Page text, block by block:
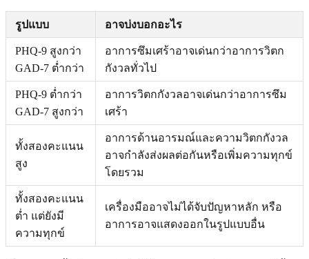
รูปแบบ อาจบ่งบอกอะไร
PHQ-9 สูงกว่า
GAD-7 ต่ำกว่า
อาการซึมเศร้าอาจเด่นกว่าอาการวิตก
กังวลทั่วไป
PHQ-9 ต่ำกว่า
GAD-7 สูงกว่า
อาการวิตกกังวลอาจเด่นกว่าอาการซึม
เศร้า
ทั้งสองคะแนน
สูง
อาการด้านอารมณ์และความวิตกกังวล
อาจกำลังส่งผลต่อกันหรือเพิ่มความทุกข์
โดยรวม
ทั้งสองคะแนน
ต่ำ แต่ยังมี
ความทุกข์
เครื่องมืออาจไม่ได้จับปัญหาหลัก หรือ
อาการอาจแสดงออกในรูปแบบอื่น